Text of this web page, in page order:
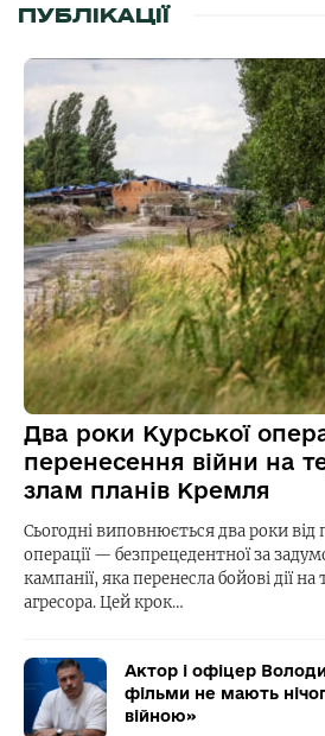
ПУБЛІКАЦІЇ
Два роки Курської
перенесення війни на
злам планів Кремля
Сьогодні виповнюється два роки від
операції — безпрецедентної за
кампанії, яка перенесла бойові дії
агресора. Цей крок…
Актор і офіцер
фільми не мають
війною»